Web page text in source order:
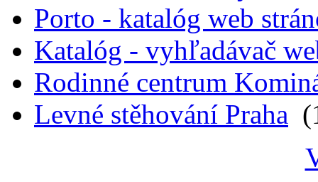
Porto - katalóg web
Katalóg - vyhľadávač
Rodinné centrum
Levné stěhování Praha